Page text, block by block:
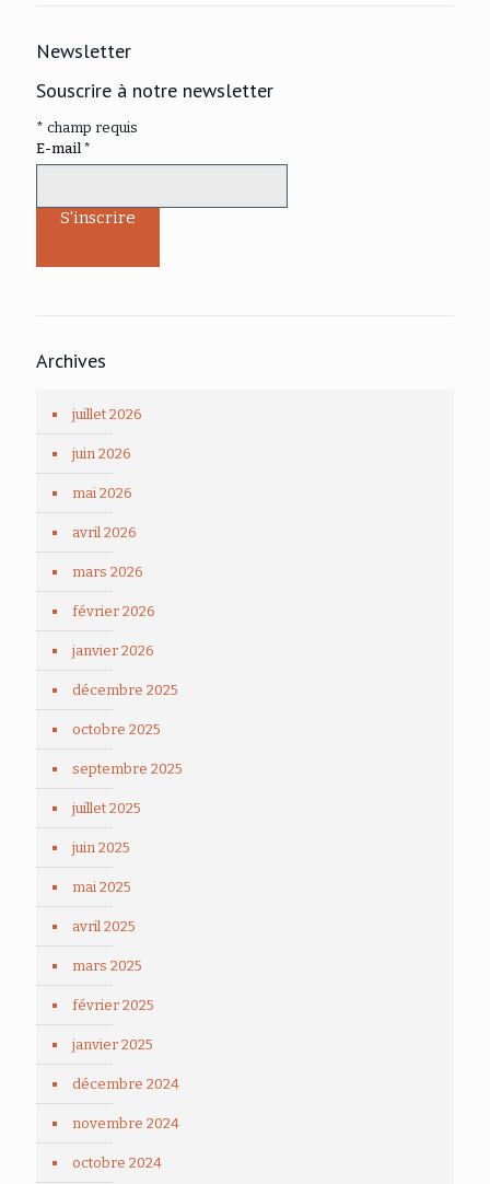
Newsletter
Souscrire à notre newsletter
* champ requis
E-mail *
Archives
juillet 2026
juin 2026
mai 2026
avril 2026
mars 2026
février 2026
janvier 2026
décembre 2025
octobre 2025
septembre 2025
juillet 2025
juin 2025
mai 2025
avril 2025
mars 2025
février 2025
janvier 2025
décembre 2024
novembre 2024
octobre 2024